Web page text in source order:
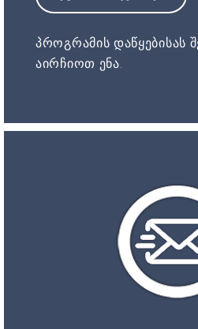
პროგრამის დაწყებისას
აირჩიოთ ენა.